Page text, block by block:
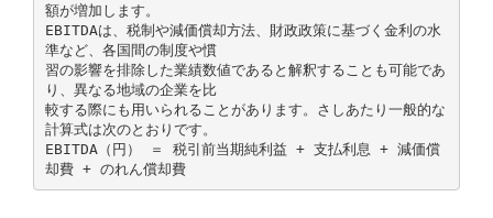
額が増加します。
EBITDAは、税制や減価償却方法、財政政策に基づく金利の水
準など、各国間の制度や慣
習の影響を排除した業績数値であると解釈することも可能であ
り、異なる地域の企業を比
較する際にも用いられることがあります。さしあたり一般的な
計算式は次のとおりです。
EBITDA（円） ＝ 税引前当期純利益 + 支払利息 + 減価償
却費 + のれん償却費